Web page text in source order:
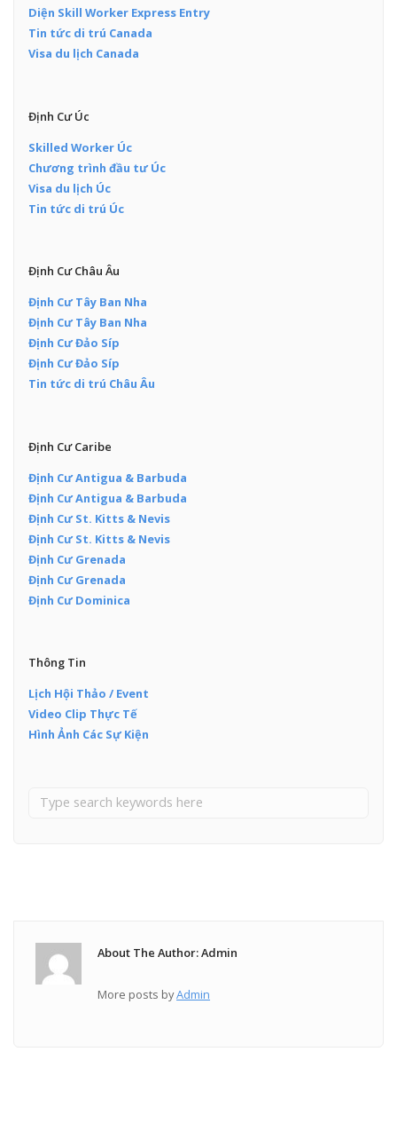
Diện Skill Worker Express Entry
Tin tức di trú Canada
Visa du lịch Canada
Định Cư Úc
Skilled Worker Úc
Chương trình đầu tư Úc
Visa du lịch Úc
Tin tức di trú Úc
Định Cư Châu Âu
Định Cư Tây Ban Nha
Định Cư Tây Ban Nha
Định Cư Đảo Síp
Định Cư Đảo Síp
Tin tức di trú Châu Âu
Định Cư Caribe
Định Cư Antigua & Barbuda
Định Cư Antigua & Barbuda
Định Cư St. Kitts & Nevis
Định Cư St. Kitts & Nevis
Định Cư Grenada
Định Cư Grenada
Định Cư Dominica
Thông Tin
Lịch Hội Thảo / Event
Video Clip Thực Tế
Hình Ảnh Các Sự Kiện
About The Author: Admin
More posts byAdmin